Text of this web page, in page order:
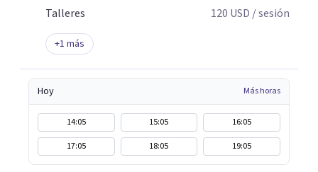
Talleres
120 USD / sesión
+1 más
Hoy Más horas
14:05 15:05
16:05
17:05
18:05 19:05